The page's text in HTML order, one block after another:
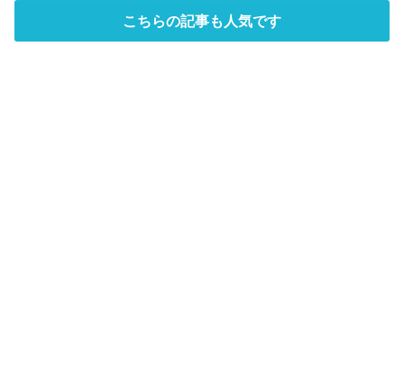
こちらの記事も人気です